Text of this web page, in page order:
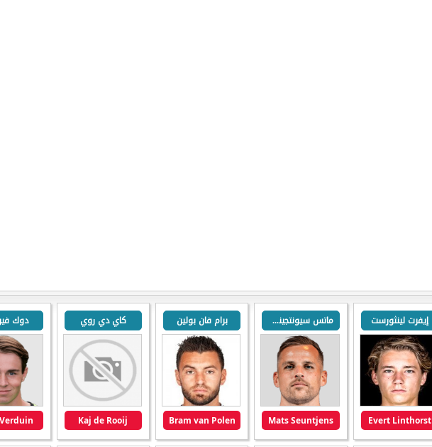
إيفرت لينثورست
Evert Linthorst
ماتس سيونتجينس
Mats Seuntjens
برام فان بولين
Bram van Polen
كاي دي روي
Kaj de Rooij
دوك